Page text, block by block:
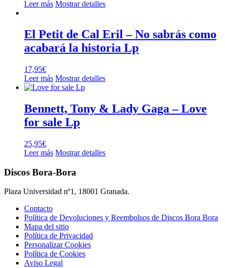
Leer más Mostrar detalles
El Petit de Cal Eril – No sabrás como
acabará la historia Lp
17,95€
Leer más Mostrar detalles
Bennett, Tony & Lady Gaga – Love
for sale Lp
25,95€
Leer más Mostrar detalles
Discos Bora-Bora
Plaza Universidad nº1, 18001 Granada.
Contacto
Política de Devoluciones y Reembolsos de Discos Bora Bora
Mapa del sitio
Política de Privacidad
Personalizar Cookies
Política de Cookies
Aviso Legal